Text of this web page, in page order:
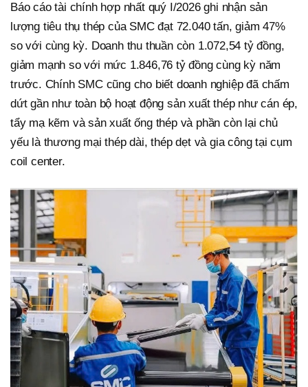
Báo cáo tài chính hợp nhất quý I/2026 ghi nhận sản
lượng tiêu thụ thép của SMC đạt 72.040 tấn, giảm 47%
so với cùng kỳ. Doanh thu thuần còn 1.072,54 tỷ đồng,
giảm mạnh so với mức 1.846,76 tỷ đồng cùng kỳ năm
trước. Chính SMC cũng cho biết doanh nghiệp đã chấm
dứt gần như toàn bộ hoạt động sản xuất thép như cán ép,
tẩy mạ kẽm và sản xuất ống thép và phần còn lại chủ
yếu là thương mại thép dài, thép dẹt và gia công tại cụm
coil center.